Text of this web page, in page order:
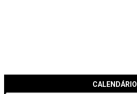
CALENDÁRIO